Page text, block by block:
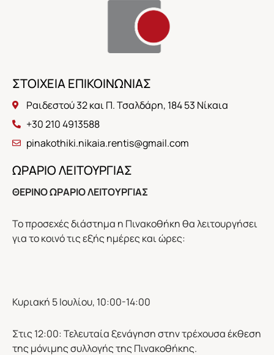
ΣΤΟΙΧΕΙΑ ΕΠΙΚΟΙΝΩΝΙΑΣ
Ραιδεστού 32 και Π. Τσαλδάρη, 184 53 Νίκαια
+30 210 4913588
pinakothiki.nikaia.rentis@gmail.com
ΩΡΑΡΙΟ ΛΕΙΤΟΥΡΓΙΑΣ
ΘΕΡΙΝΟ ΩΡΑΡΙΟ ΛΕΙΤΟΥΡΓΙΑΣ
Το προσεχές διάστημα η Πινακοθήκη θα λειτουργήσει
για το κοινό τις εξής ημέρες και ώρες:
Κυριακή 5 Ιουλίου, 10:00-14:00
Στις 12:00: Τελευταία ξενάγηση στην τρέχουσα έκθεση
της μόνιμης συλλογής της Πινακοθήκης.